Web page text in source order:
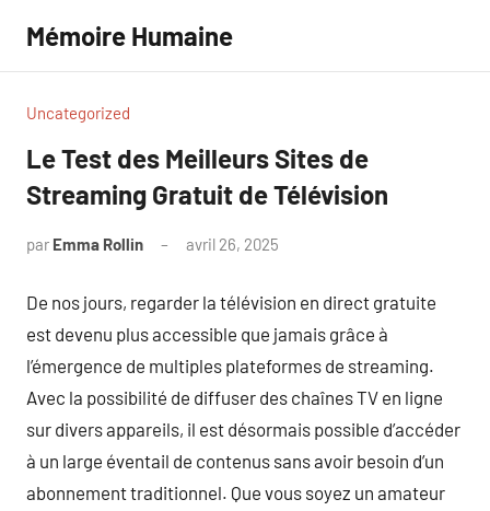
contenu
Mémoire Humaine
Uncategorized
Le Test des Meilleurs Sites de
Streaming Gratuit de Télévision
par Emma Rollin avril 26, 2025
De nos jours, regarder la télévision en direct gratuite
est devenu plus accessible que jamais grâce à
l’émergence de multiples plateformes de streaming.
Avec la possibilité de diffuser des chaînes TV en ligne
sur divers appareils, il est désormais possible d’accéder
à un large éventail de contenus sans avoir besoin d’un
abonnement traditionnel. Que vous soyez un amateur